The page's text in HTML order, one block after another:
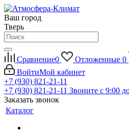
Ваш город
Тверь
Сравнение0 Отложенные 0
ВойтиМой кабинет
+7 (930) 821-21-11
+7 (930) 821-21-11 Звоните с 9:00
Заказать звонок
Каталог